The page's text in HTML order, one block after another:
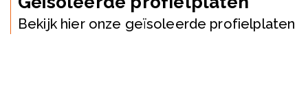
Bekijk hier onze geïsoleerde profielplaten